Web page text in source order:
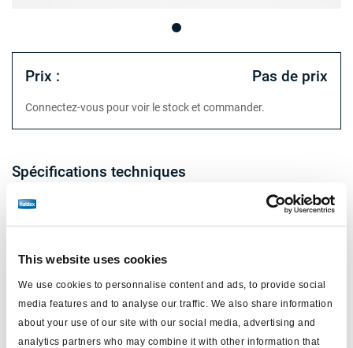
This website uses cookies
We use cookies to personnalise content and ads, to provide social
media features and to analyse our traffic. We also share information
about your use of our site with our social media, advertising and
analytics partners who may combine it with other information that
Prix : Pas de prix
Connectez-vous pour voir le stock et commander.
Spécifications techniques
type simple diaphragme
orifices M16x1.5
filetage de la tige M16x1.5